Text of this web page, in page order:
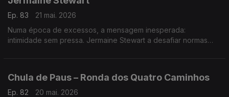
Ep. 83
21 mai. 2026
Numa época de excessos, a mensagem inesperada:
intimidade sem pressa. Jermaine Stewart a desafiar normas
Chula de Paus – Ronda dos Quatro Caminhos
Ep. 82
20 mai. 2026